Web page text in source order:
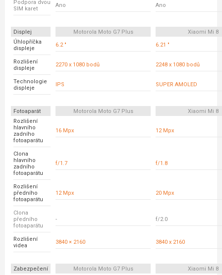
Podpora dvou
SIM karet
Ano Ano
Displej Motorola Moto G7 Plus
Xiaomi Mi 8
Úhlopříčka
displeje
6.2 " 6.21 "
Rozlišení
displeje
2270 x 1080 bodů 2248 x 1080 bodů
Technologie
displeje
IPS SUPER AMOLED
Fotoaparát Motorola Moto G7 Plus
Xiaomi Mi 8
Rozlišení
hlavního
zadního
fotoaparátu
16 Mpx 12 Mpx
Clona
hlavního
zadního
fotoaparátu
f/1.7 f/1.8
Rozlišení
předního
fotoaparátu
12 Mpx 20 Mpx
Clona
předního
fotoaparátu
- f/2.0
Rozlišení
videa
3840 × 2160 3840 x 2160
Zabezpečení Motorola Moto G7 Plus
Xiaomi Mi 8